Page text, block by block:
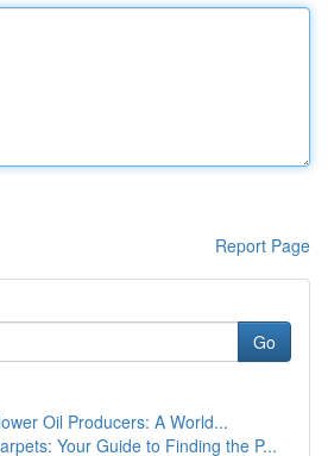
Report Page
Go
Oil Producers: A World...
Your Guide to Finding the P...